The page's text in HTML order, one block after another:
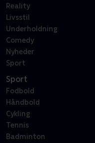
Reality
Livsstil
Underholdning
Comedy
Nyheder
Sport
Sport
Fodbold
Håndbold
Cykling
Tennis
Badminton